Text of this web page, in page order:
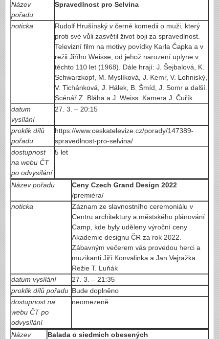
Název
pořadu
Spravedlnost pro Selvina
noticka
Rudolf Hrušínský v černé komedii o muži, který
proti své vůli zasvětil život boji za spravedlnost.
Televizní film na motivy povídky Karla Čapka a v
režii Jiřího Weisse, od jehož narození uplyne v
těchto 110 let (1968). Dále hrají: J. Šejbalová, K.
Schwarzkopf, M. Myslíková, J. Kemr, V. Lohniský,
V. Tichánková, J. Hálek, B. Šmíd, J. Somr a další.
Scénář Z. Bláha a J. Weiss. Kamera J. Čuřík
datum
vysílání
27. 3. – 20:15
proklik dílů
pořadu
https://www.ceskatelevize.cz/porady/147389-
spravedlnost-pro-selvina/
dostupnost
na webu ČT
po odvysílání
5 let
Název pořadu
Ceny Czech Grand Design 2022
/premiéra/
noticka
Záznam ze slavnostního ceremoniálu v
Centru architektury a městského plánování
Camp, kde byly uděleny výroční ceny
Akademie designu ČR za rok 2022.
Zábavným večerem vás provedou herci a
muzikanti Jiří Konvalinka a Jan Vejražka.
Režie T. Luňák
datum vysílání
27. 3. – 21:35
proklik dílů pořadu Bude doplněno
dostupnost na
webu ČT po
odvysílání
neomezeně
Název
Balada o siedmich obesených